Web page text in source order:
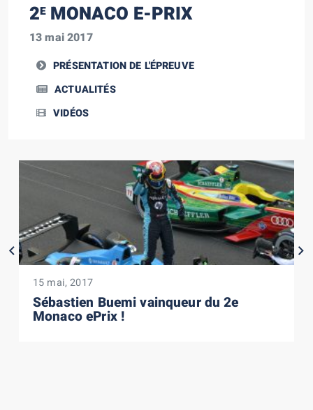
2E MONACO E-PRIX
13 mai 2017
PRÉSENTATION DE L'ÉPREUVE
ACTUALITÉS
VIDÉOS
15 mai, 2017
Sébastien Buemi vainqueur du 2e
Monaco ePrix !